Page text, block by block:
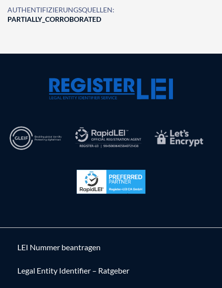
AUTHENTIFIZIERUNGSQUELLEN:
PARTIALLY_CORROBORATED
LEI Nummer beantragen
Legal Entity Identifier – Ratgeber